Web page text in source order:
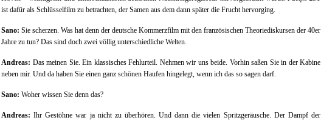
ist dafür als Schlüsselfilm zu betrachten, der Samen aus dem dann später die Frucht hervorging.
Sano: Sie scherzen. Was hat denn der deutsche Kommerzfilm mit den französischen Theoriediskursen der 40er
Jahre zu tun? Das sind doch zwei völlig unterschiedliche Welten.
Andreas: Das meinen Sie. Ein klassisches Fehlurteil. Nehmen wir uns beide. Vorhin saßen Sie in der Kabine
neben mir. Und da haben Sie einen ganz schönen Haufen hingelegt, wenn ich das so sagen darf.
Sano: Woher wissen Sie denn das?
Andreas: Ihr Gestöhne war ja nicht zu überhören. Und dann die vielen Spritzgeräusche. Der Dampf der